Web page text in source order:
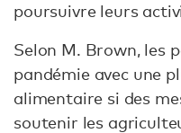
poursuivre leurs
Selon M. Brown, les
pandémie avec une
alimentaire si des
soutenir les